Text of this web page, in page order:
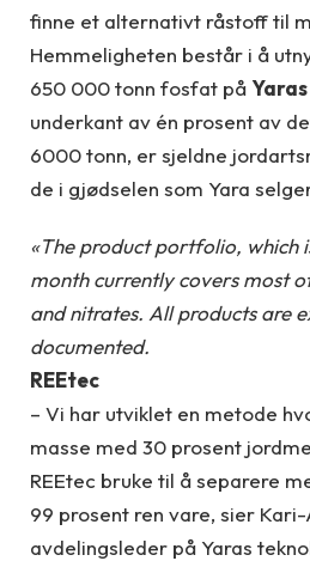
finne et alternativt råstoff til
Hemmeligheten består i å
650 000 tonn fosfat på Yaras
underkant av én prosent av
6000 tonn, er sjeldne
de i gjødselen som Yara
«The product portfolio, which
month currently covers most
and nitrates. All products are
documented.
REEtec
– Vi har utviklet en metode
masse med 30 prosent
REEtec bruke til å separere
99 prosent ren vare, sier
avdelingsleder på Yaras